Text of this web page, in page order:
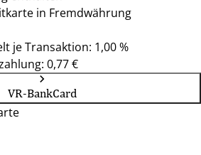
in Fremdwährung
je Transaktion: 1,00 %
0,77 €
VR-BankCard